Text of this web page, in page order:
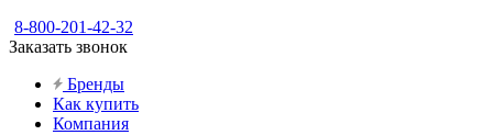
8-800-201-42-32
Заказать звонок
Бренды
Как купить
Компания